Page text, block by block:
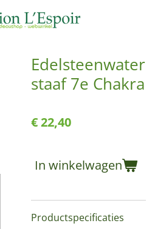
Edelsteenwater
staaf 7e Chakra
€ 22,40
In winkelwagen
Productspecificaties